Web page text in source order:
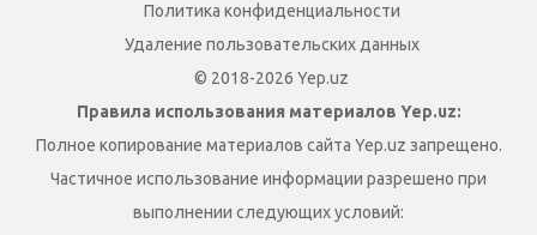
Политика конфиденциальности
Удаление пользовательских данных
© 2018-2026 Yep.uz
Правила использования материалов Yep.uz:
Полное копирование материалов сайта Yep.uz запрещено.
Частичное использование информации разрешено при
выполнении следующих условий: